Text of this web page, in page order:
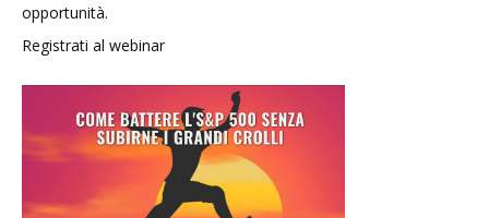
opportunità.
Registrati al webinar